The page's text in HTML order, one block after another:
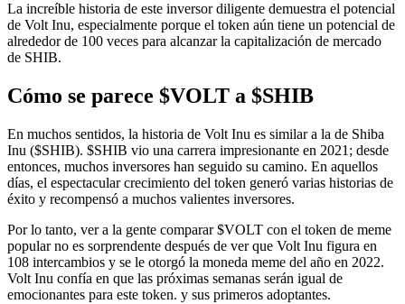
La increíble historia de este inversor diligente demuestra el potencial
de Volt Inu, especialmente porque el token aún tiene un potencial de
alrededor de 100 veces para alcanzar la capitalización de mercado
de SHIB.
Cómo se parece $VOLT a $SHIB
En muchos sentidos, la historia de Volt Inu es similar a la de Shiba
Inu ($SHIB). $SHIB vio una carrera impresionante en 2021; desde
entonces, muchos inversores han seguido su camino. En aquellos
días, el espectacular crecimiento del token generó varias historias de
éxito y recompensó a muchos valientes inversores.
Por lo tanto, ver a la gente comparar $VOLT con el token de meme
popular no es sorprendente después de ver que Volt Inu figura en
108 intercambios y se le otorgó la moneda meme del año en 2022.
Volt Inu confía en que las próximas semanas serán igual de
emocionantes para este token. y sus primeros adoptantes.